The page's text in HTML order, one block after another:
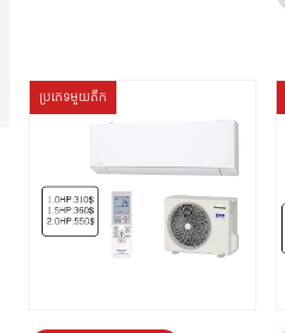
ប្រភេទមួយតឹក